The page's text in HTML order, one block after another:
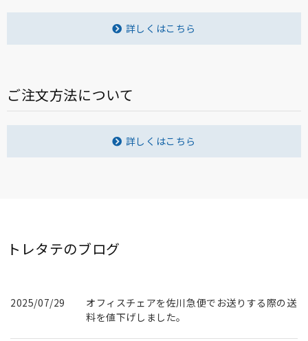
詳しくはこちら
ご注文方法について
詳しくはこちら
トレタテのブログ
2025/07/29
オフィスチェアを佐川急便でお送りする際の送
料を値下げしました。